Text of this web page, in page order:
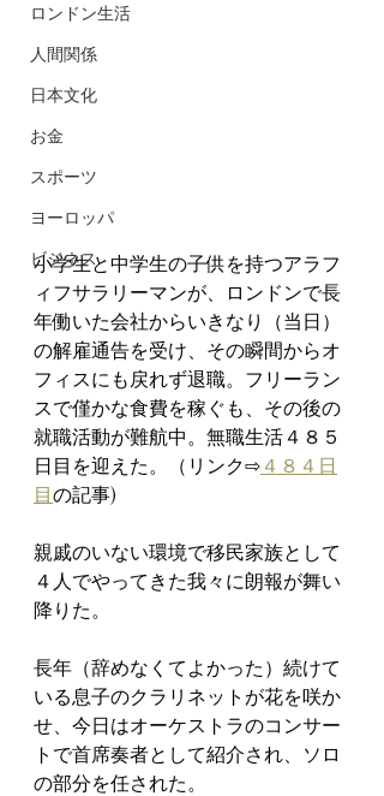
ロンドン生活
人間関係
日本文化
お金
スポーツ
ヨーロッパ
ビジネス
小学生と中学生の子供を持つアラフ
ィフサラリーマンが、ロンドンで長
年働いた会社からいきなり（当日）
の解雇通告を受け、その瞬間からオ
フィスにも戻れず退職。フリーラン
スで僅かな食費を稼ぐも、その後の
就職活動が難航中。無職生活４８５
日目を迎えた。（リンク⇨４８４日
目の記事)
親戚のいない環境で移民家族として
４人でやってきた我々に朗報が舞い
降りた。
長年（辞めなくてよかった）続けて
いる息子のクラリネットが花を咲か
せ、今日はオーケストラのコンサー
トで首席奏者として紹介され、ソロ
の部分を任された。